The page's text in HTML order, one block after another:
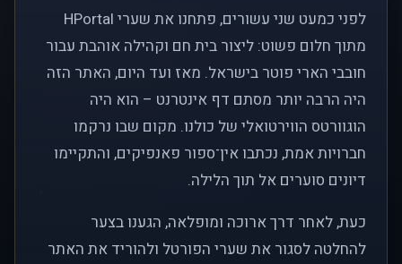
לפני כמעט שני עשורים, פתחנו את שערי HPortal
מתוך חלום פשוט: ליצור בית חם וקהילה אוהבת עבור
חובבי הארי פוטר בישראל. מאז ועד היום, האתר הזה
היה הרבה יותר מסתם דף אינטרנט – הוא היה
הוגוורטס הווירטואלי של כולנו. מקום שבו נרקמו
חברויות אמת, נכתבו אין־ספור פאנפיקים, והתקיימו
דיונים סוערים אל תוך הלילה.
כעת, לאחר דרך ארוכה ומופלאה, הגענו בצער
להחלטה לסגור את שערי הפורטל ולהוריד את האתר